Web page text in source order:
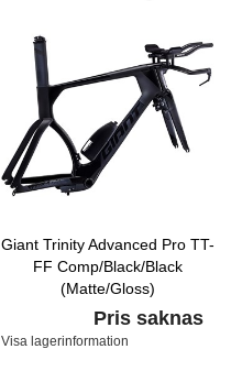
Giant Trinity Advanced Pro TT-
FF Comp/Black/Black
(Matte/Gloss)
Pris saknas
Visa lagerinformation